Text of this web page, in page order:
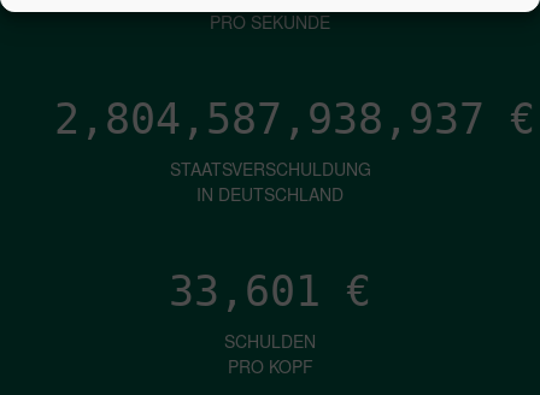
PRO SEKUNDE
2,804,587,940,207 €
STAATSVERSCHULDUNG
IN DEUTSCHLAND
33,601 €
SCHULDEN
PRO KOPF